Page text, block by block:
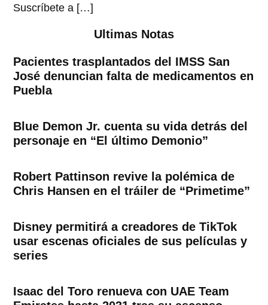
Suscríbete a […]
Ultimas Notas
Pacientes trasplantados del IMSS San
José denuncian falta de medicamentos en
Puebla
Blue Demon Jr. cuenta su vida detrás del
personaje en “El último Demonio”
Robert Pattinson revive la polémica de
Chris Hansen en el tráiler de “Primetime”
Disney permitirá a creadores de TikTok
usar escenas oficiales de sus películas y
series
Isaac del Toro renueva con UAE Team